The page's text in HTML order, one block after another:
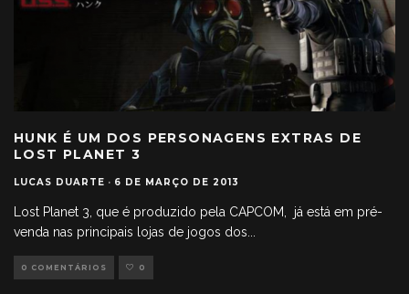
HUNK É UM DOS PERSONAGENS EXTRAS DE
LOST PLANET 3
LUCAS DUARTE · 6 DE MARÇO DE 2013
Lost Planet 3, que é produzido pela CAPCOM, já está em pré-
venda nas principais lojas de jogos dos...
0 COMENTÁRIOS 0